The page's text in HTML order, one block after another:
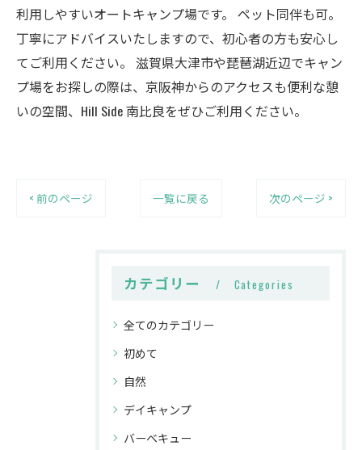
利用しやすいオートキャンプ場です。 ペット同伴も可。
丁寧にアドバイスいたしますので、初心者の方も安心し
てご利用ください。 滋賀県大津市や琵琶湖近辺でキャン
プ場をお探しの際は、京阪神からのアクセスも便利な憩
いの空間、Hill Side 南比良をぜひご利用ください。
< 前のページ 一覧に戻る 次のページ >
カテゴリー Categories
全てのカテゴリー
初めて
自然
デイキャンプ
バーベキュー